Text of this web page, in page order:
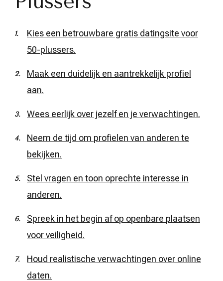
Kies een betrouwbare gratis datingsite voor
50-plussers.
Maak een duidelijk en aantrekkelijk profiel
aan.
Wees eerlijk over jezelf en je verwachtingen.
Neem de tijd om profielen van anderen te
bekijken.
Stel vragen en toon oprechte interesse in
anderen.
Spreek in het begin af op openbare plaatsen
voor veiligheid.
Houd realistische verwachtingen over online
daten.